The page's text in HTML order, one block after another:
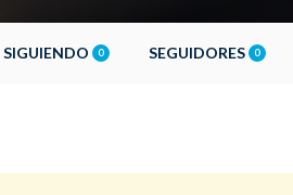
SIGUIENDO 0 SEGUIDORES 0